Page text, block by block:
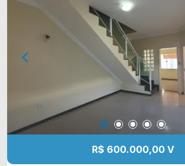
R$ 600.000,00 V